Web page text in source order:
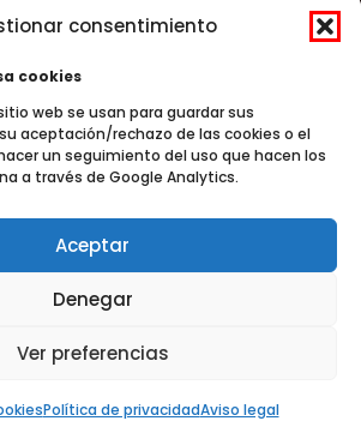
consentimiento
cookies
web se usan para guardar sus
aceptación/rechazo de las cookies o el
un seguimiento del uso que hacen los
a través de Google Analytics.
Aceptar
Denegar
Ver preferencias
Política de privacidadAviso legal